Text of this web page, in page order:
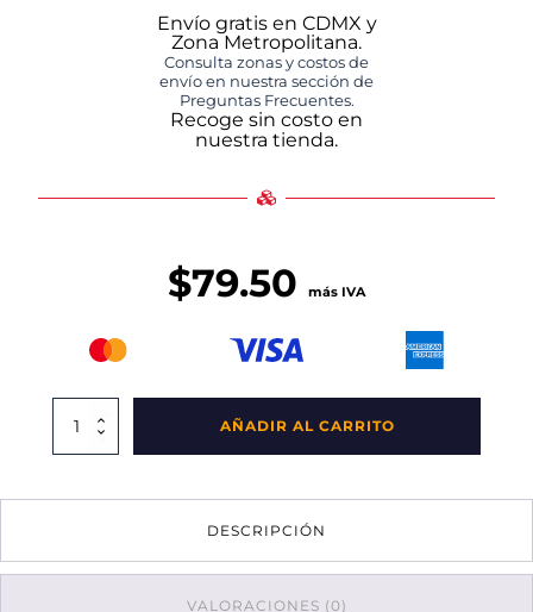
Envío gratis en CDMX y
Zona Metropolitana.
Consulta zonas y costos de
envío en nuestra sección de
Preguntas Frecuentes.
Recoge sin costo en
nuestra tienda.
$79.50 más IVA
Caja
AÑADIR AL CARRITO
DESCRIPCIÓN
VALORACIONES (0)